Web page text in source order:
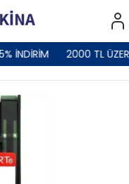
İNDİRİM 2000 TL